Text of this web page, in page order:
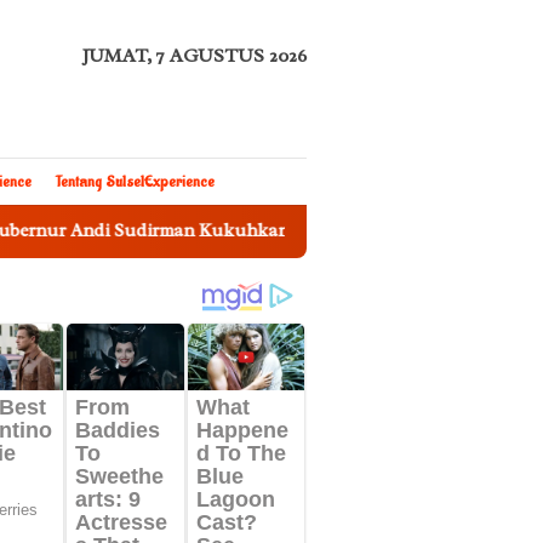
JUMAT, 7 AGUSTUS 2026
Tentang SulselExperience
Sudirman Kukuhkan Sekda Sulsel Sebagai Ketua Tim